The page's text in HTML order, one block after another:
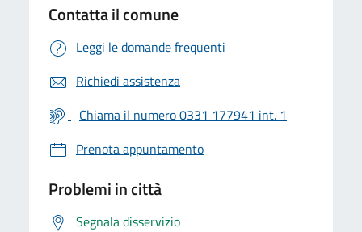
Contatta il comune
Leggi le domande frequenti
Richiedi assistenza
Chiama il numero 0331 177941 int. 1
Prenota appuntamento
Problemi in città
Segnala disservizio